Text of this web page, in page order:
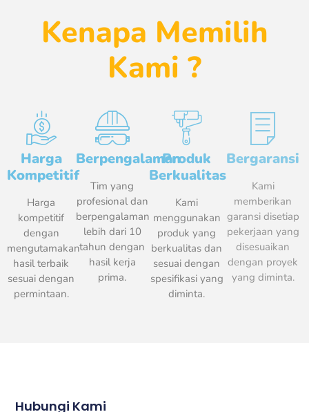
Kenapa Memilih
Kami ?
Harga
Kompetitif​
Harga
kompetitif
dengan
mengutamakan
hasil terbaik
sesuai dengan
permintaan.
Berpengalaman​
Tim yang
profesional dan
berpengalaman
lebih dari 10
tahun dengan
hasil kerja
prima.
Produk
Berkualitas​
Kami
menggunakan
produk yang
berkualitas dan
sesuai dengan
spesifikasi yang
diminta.
Bergaransi​
Kami
memberikan
garansi disetiap
pekerjaan yang
disesuaikan
dengan proyek
yang diminta.
Hubungi Kami